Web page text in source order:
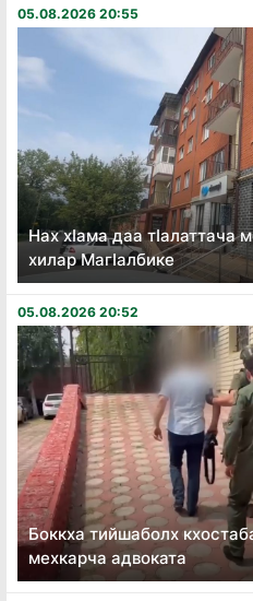
05.08.2026 20:55
Нах хӏама даа тӏалаттача
хилар Магӏалбике
05.08.2026 20:52
Боккха тийшаболх
мехкарча адвоката